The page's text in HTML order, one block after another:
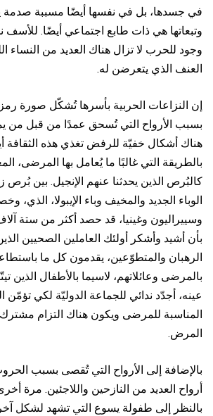
في جسدها، بل في نفسها أيضًا مسببة
وتبعاتها هي ذات طابع اجتماعي أيضًا. للأسف
وجود للحرب لا تزال هناك العديد من النساء
العنف الذي يتعرضن له.
إن النزاعات الحربية بأسرها تُشكّل صورة
بسبب الأرواح التي تُسحق عمدًا من قبل من
هناك أشكال خفيّة للرفض تغذي هذه الثقافة
بالطريقة التي غالبًا ما يُعامل بها المرضى،
كالبُرص الذين يحدثنا عنهم الإنجيل. بين بُرص
الوباء الجديد والمخيف وباء الإيبولا، الذي،
وسييراليون وغينيا، قد حصد أكثر من ستة
بأن أشيد وأشكر أولئك العاملين الصحيين
الرهبان والمتطوّعين، يقدمون كل ما
بالمرضى وعائلاتهم، لاسيما بالأطفال الذين
عينه، أجدّد ندائي للجماعة الدوليّة لكي تؤمّن
المناسبة للمرضى ويكون هناك التزام
المرض.
بالإضافة إلى الأرواح التي تُقصى بسبب
أرواح العديد من النازحين واللاجئين. مرة
بالنظر إلى طفولة يسوع التي تشهد لشكل آخر